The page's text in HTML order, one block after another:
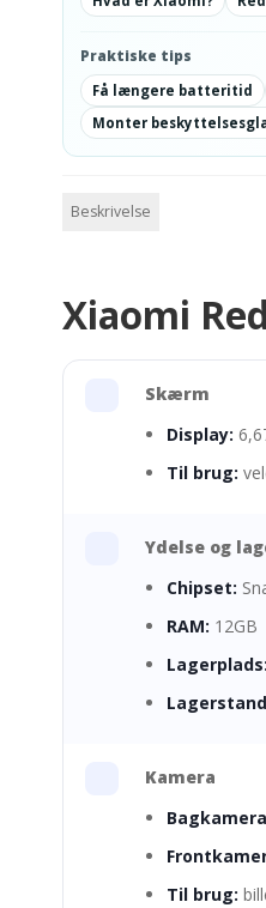
Praktiske tips
Få længere batteritid
Monter
Beskrivelse
Xiaomi
Skærm
Display:
Til brug:
Ydelse og
Chipset:
RAM: 12GB
Lagerplads:
Kamera
Til brug: